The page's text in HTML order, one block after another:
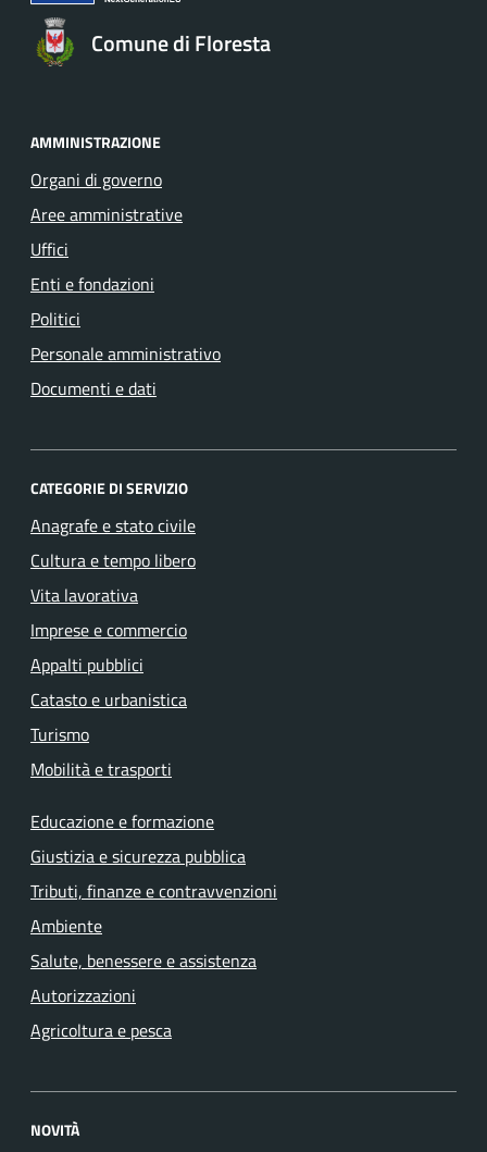
Comune di Floresta
AMMINISTRAZIONE
Organi di governo
Aree amministrative
Uffici
Enti e fondazioni
Politici
Personale amministrativo
Documenti e dati
CATEGORIE DI SERVIZIO
Anagrafe e stato civile
Cultura e tempo libero
Vita lavorativa
Imprese e commercio
Appalti pubblici
Catasto e urbanistica
Turismo
Mobilità e trasporti
Educazione e formazione
Giustizia e sicurezza pubblica
Tributi, finanze e contravvenzioni
Ambiente
Salute, benessere e assistenza
Autorizzazioni
Agricoltura e pesca
NOVITÀ